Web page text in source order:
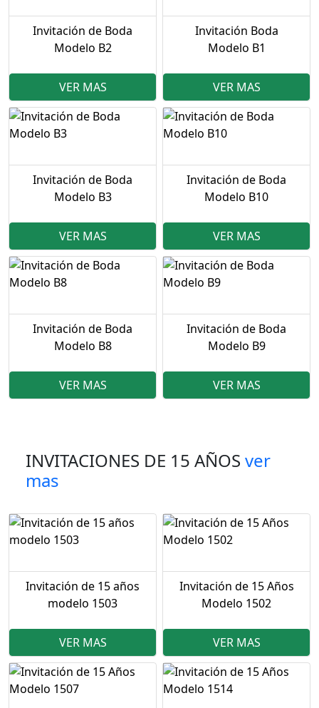
Invitación de Boda
Modelo B2
VER MAS
Invitación Boda
Modelo B1
VER MAS
Invitación de Boda
Modelo B3
VER MAS
Invitación de Boda
Modelo B10
VER MAS
Invitación de Boda
Modelo B8
VER MAS
Invitación de Boda
Modelo B9
VER MAS
INVITACIONES DE 15 AÑOS ver
mas
Invitación de 15 años
modelo 1503
VER MAS
Invitación de 15 Años
Modelo 1502
VER MAS